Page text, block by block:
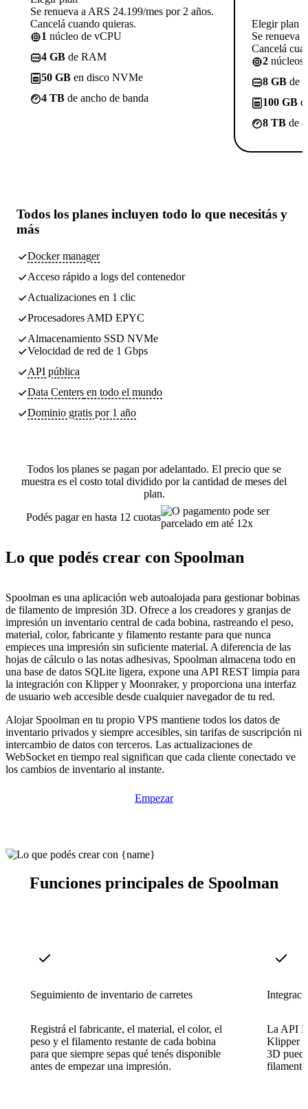
Se renueva a ARS 24.199/mes por 2 años.
Cancelá cuando quieras.
1 núcleo de vCPU
4 GB de RAM
50 GB en disco NVMe
4 TB de ancho de banda
Elegir plan
Se renueva
Cancelá
2 núcleos
8 GB de
100 GB
8 TB de
Todos los planes incluyen todo lo que necesitás y
más
Docker manager
Acceso rápido a logs del contenedor
Actualizaciones en 1 clic
Procesadores AMD EPYC
Almacenamiento SSD NVMe
Velocidad de red de 1 Gbps
API pública
Data Centers en todo el mundo
Dominio gratis por 1 año
Todos los planes se pagan por adelantado. El precio que se
muestra es el costo total dividido por la cantidad de meses del
plan.
Podés pagar en hasta 12 cuotas
Lo que podés crear con Spoolman
Spoolman es una aplicación web autoalojada para gestionar bobinas
de filamento de impresión 3D. Ofrece a los creadores y granjas de
impresión un inventario central de cada bobina, rastreando el peso,
material, color, fabricante y filamento restante para que nunca
empieces una impresión sin suficiente material. A diferencia de las
hojas de cálculo o las notas adhesivas, Spoolman almacena todo en
una base de datos SQLite ligera, expone una API REST limpia para
la integración con Klipper y Moonraker, y proporciona una interfaz
de usuario web accesible desde cualquier navegador de tu red.
Alojar Spoolman en tu propio VPS mantiene todos los datos de
inventario privados y siempre accesibles, sin tarifas de suscripción ni
intercambio de datos con terceros. Las actualizaciones de
WebSocket en tiempo real significan que cada cliente conectado ve
los cambios de inventario al instante.
Empezar
Funciones principales de Spoolman
Seguimiento de inventario de carretes
Registrá el fabricante, el material, el color, el
peso y el filamento restante de cada bobina
para que siempre sepas qué tenés disponible
antes de empezar una impresión.
La API
Klipper y
3D